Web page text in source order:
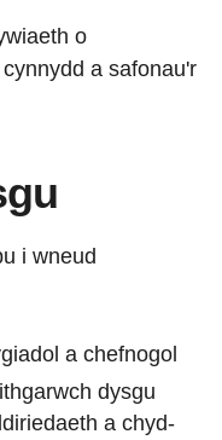
o
a safonau'r
i wneud
a chefnogol
dysgu
a chyd-